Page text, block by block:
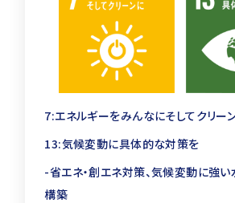
建築施工管理技士
測量士
7:エネルギーをみんなにそしてクリー
13:気候変動に具体的な対策を
-省エネ・創エネ対策、気候変動に強
構築